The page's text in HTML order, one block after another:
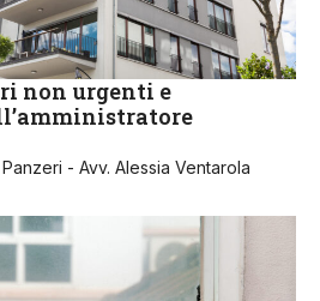
non urgenti e
- Avv. Alessia Ventarola